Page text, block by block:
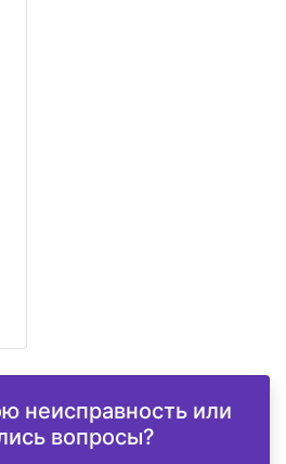
неисправность или
вопросы?